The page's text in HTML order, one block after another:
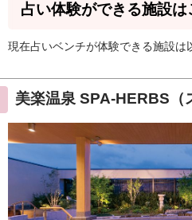
占い体験ができる施設は
現在占いベンチが体験できる施設は
美楽温泉 SPA-HERBS（